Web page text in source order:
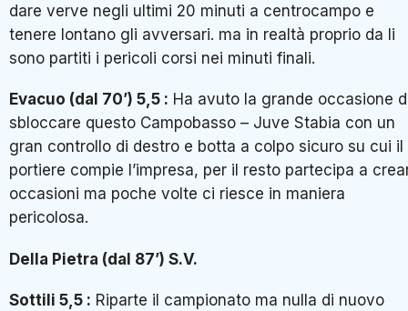
dare verve negli ultimi 20 minuti a centrocampo e
tenere lontano gli avversari. ma in realtà proprio da li
sono partiti i pericoli corsi nei minuti finali.
Evacuo (dal 70’) 5,5 : Ha avuto la grande occasione
sbloccare questo Campobasso – Juve Stabia con un
gran controllo di destro e botta a colpo sicuro su cui il
portiere compie l’impresa, per il resto partecipa a
occasioni ma poche volte ci riesce in maniera
pericolosa.
Della Pietra (dal 87’) S.V.
Sottili 5,5 : Riparte il campionato ma nulla di nuovo